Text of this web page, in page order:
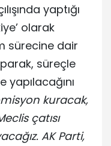
yaptığı
olarak
sürecine dair
süreçle
kuracak,
çatısı
AK Parti,